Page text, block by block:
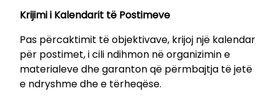
s
i
t
Krijimi i Kalendarit të Postimeve
Pas përcaktimit të objektivave, krijoj një kalendar
për postimet, i cili ndihmon në organizimin e
materialeve dhe garanton që përmbajtja të jetë
e ndryshme dhe e tërheqëse.